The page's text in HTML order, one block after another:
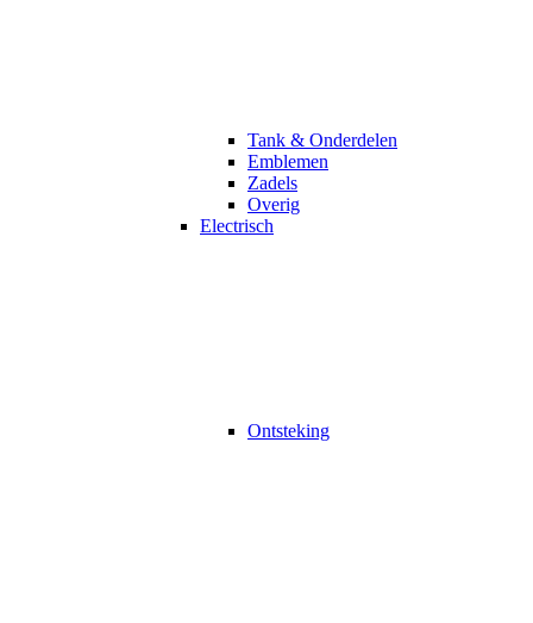
Tank & Onderdelen
Emblemen
Zadels
Overig
Electrisch
Ontsteking